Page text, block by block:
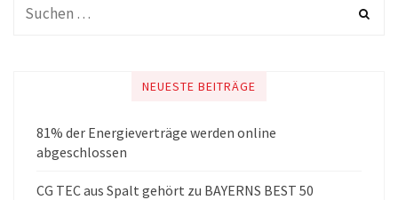
NEUESTE BEITRÄGE
81% der Energieverträge werden online
abgeschlossen
CG TEC aus Spalt gehört zu BAYERNS BEST 50